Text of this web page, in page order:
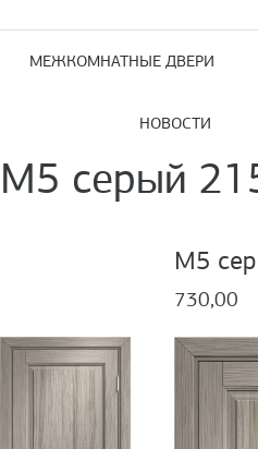
МЕЖКОМНАТНЫЕ ДВЕРИ
НОВОСТИ
М5 серый
М5
730,00